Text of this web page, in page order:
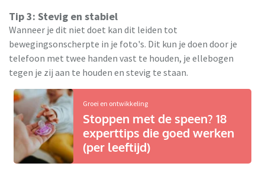
Tip 3: Stevig en stabiel
Wanneer je dit niet doet kan dit leiden tot
bewegingsonscherpte in je foto's. Dit kun je doen door je
telefoon met twee handen vast te houden, je ellebogen
tegen je zij aan te houden en stevig te staan.
Groei en ontwikkeling
Stoppen met de speen? 18
experttips die goed werken
(per leeftijd)